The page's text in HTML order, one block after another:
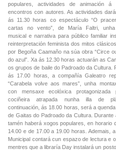
populares, actividades de animación á
encontros con autores. As actividades
ás 11.30 horas co espectáculo “O
cartas no vento”, de María Faltri, unha
musical e narrativa para público familiar
reinterpretación feminista dos mitos
por Begoña Caamaño na súa obra “Circe
do azul”. Xa ás 12.30 horas actuarán as
os grupos de baile do Padroado da Cultura.
ás 17.00 horas, a compañía Galeatro
“Carabela volve aos mares”, unha
con mensaxe ecolóxica protagonizada
cociñeira atrapada nunha illa de
continuación, ás 18.00 horas, será a
de Gaitas do Padroado da Cultura. Durante
tamén haberá xogos populares, en horario
14.00 e de 17.00 a 19.00 horas. Ademais,
Municipal contará cun espazo de lectura e
mentres que a libraría Day instalará un